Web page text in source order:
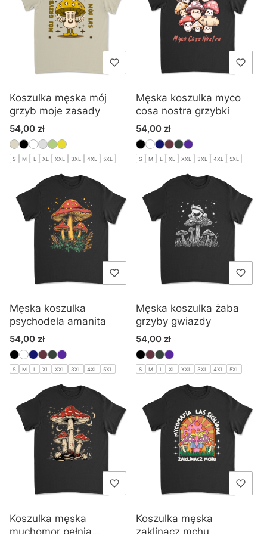
Koszulka męska mój
grzyb moje zasady
Cena
54,00 zł
S M L XL XXL 3XL 4XL 5XL
Męska koszulka myco
cosa nostra grzybki
Cena
54,00 zł
S M L XL XXL 3XL 4XL 5XL
Męska koszulka
psychodela amanita
Cena
54,00 zł
S M L XL XXL 3XL 4XL 5XL
Męska koszulka żaba
grzyby gwiazdy
Cena
54,00 zł
S M L XL XXL 3XL 4XL 5XL
Koszulka męska
Koszulka męska